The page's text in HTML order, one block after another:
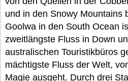
und in den Snowy Mountains
Goolwa in den South Ocean
zweitlängste Fluss in Down
australischen Touristikbüros
mächtigste Fluss der Welt,
Magie ausgeht. Durch drei